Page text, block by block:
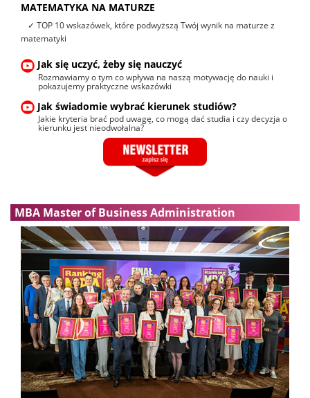
MATEMATYKA NA MATURZE
✓ TOP 10 wskazówek, które podwyższą Twój wynik na maturze z
matematyki
Jak się uczyć, żeby się nauczyć
Rozmawiamy o tym co wpływa na naszą motywację do nauki i
pokazujemy praktyczne wskazówki
Jak świadomie wybrać kierunek studiów?
Jakie kryteria brać pod uwagę, co mogą dać studia i czy decyzja o
kierunku jest nieodwołalna?
MBA Master of Business Administration